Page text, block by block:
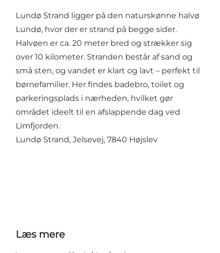
Lundø Strand ligger på den naturskønne halvø
Lundø, hvor der er strand på begge sider.
Halvøen er ca. 20 meter bred og strækker sig
over 10 kilometer. Stranden består af sand og
små sten, og vandet er klart og lavt – perfekt til
børnefamilier. Her findes badebro, toilet og
parkeringsplads i nærheden, hvilket gør
området ideelt til en afslappende dag ved
Limfjorden.
Lundø Strand, Jelsevej, 7840 Højslev
Læs mere